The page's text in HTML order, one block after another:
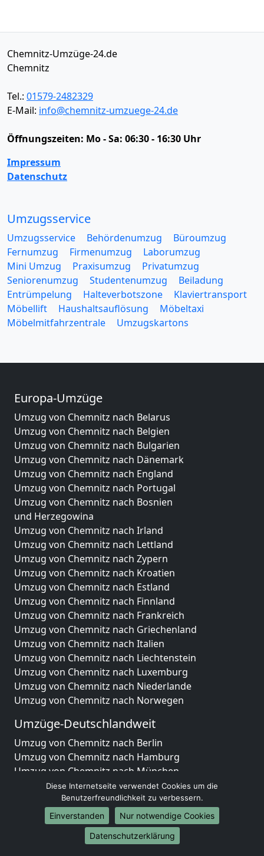
Chemnitz-Umzüge-24.de
Chemnitz
Tel.: 01579-2482329
E-Mail: info@chemnitz-umzuege-24.de
Öffnungszeiten: Mo - Sa: 06:30 - 16:30 Uhr
Impressum
Datenschutz
Umzugsservice
Umzugsservice Behördenumzug
Büroumzug
Fernumzug
Firmenumzug
Laborumzug
Mini Umzug
Praxisumzug
Privatumzug
Seniorenumzug
Studentenumzug
Beiladung
Entrümpelung
Halteverbotszone
Klaviertransport
Möbellift
Haushaltsauflösung
Möbeltaxi
Möbelmitfahrzentrale
Umzugskartons
Europa-Umzüge
Umzug von Chemnitz nach Belarus
Umzug von Chemnitz nach Belgien
Umzug von Chemnitz nach Bulgarien
Umzug von Chemnitz nach Dänemark
Umzug von Chemnitz nach England
Umzug von Chemnitz nach Portugal
Umzug von Chemnitz nach Bosnien
und Herzegowina
Umzug von Chemnitz nach Irland
Umzug von Chemnitz nach Lettland
Umzug von Chemnitz nach Zypern
Umzug von Chemnitz nach Kroatien
Umzug von Chemnitz nach Estland
Umzug von Chemnitz nach Finnland
Umzug von Chemnitz nach Frankreich
Umzug von Chemnitz nach Griechenland
Umzug von Chemnitz nach Italien
Umzug von Chemnitz nach Liechtenstein
Umzug von Chemnitz nach Luxemburg
Umzug von Chemnitz nach Niederlande
Umzug von Chemnitz nach Norwegen
Umzüge-Deutschlandweit
Umzug von Chemnitz nach Berlin
Umzug von Chemnitz nach Hamburg
Umzug von Chemnitz nach München
Umzug von Chemnitz nach Köln
Umzug von Chemnitz nach Frankfurt am Main
Umzug von Chemnitz nach Stuttgart
Umzug von Chemnitz nach Düsseldorf
Umzug von Chemnitz nach Leipzig
Diese Internetseite verwendet Cookies um die
Benutzerfreundlichkeit zu verbessern.
Einverstanden
Nur notwendige Cookies
Datenschutzerklärung